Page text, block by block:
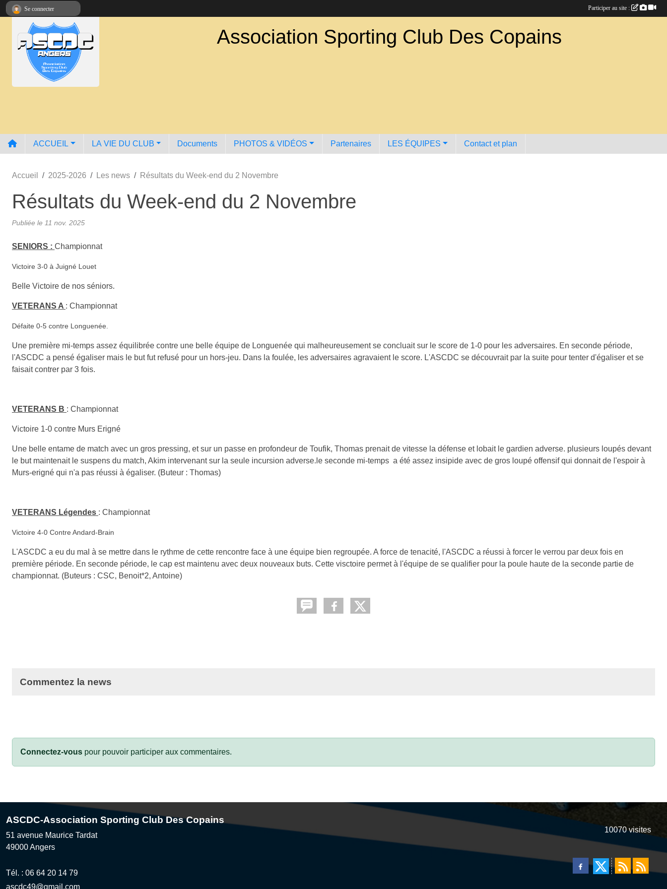
Association Sporting Club Des Copains
ACCUEIL LA VIE DU CLUB Documents PHOTOS & VIDÉOS Partenaires LES ÉQUIPES Contact et plan
Accueil 2025-2026 Les news Résultats du Week-end du 2 Novembre
Résultats du Week-end du 2 Novembre
Publiée le 11 nov. 2025
SENIORS : Championnat
Victoire 3-0 à Juigné Louet
Belle Victoire de nos séniors.
VETERANS A : Championnat
Défaite 0-5 contre Longuenée.
Une première mi-temps assez équilibrée contre une belle équipe de Longuenée qui malheureusement se concluait sur le score de 1-0 pour les adversaires. En seconde période,
l'ASCDC a pensé égaliser mais le but fut refusé pour un hors-jeu. Dans la foulée, les adversaires agravaient le score. L'ASCDC se découvrait par la suite pour tenter d'égaliser et se
faisait contrer par 3 fois.
VETERANS B : Championnat
Victoire 1-0 contre Murs Erigné
Une belle entame de match avec un gros pressing, et sur un passe en profondeur de Toufik, Thomas prenait de vitesse la défense et lobait le gardien adverse. plusieurs loupés devant
le but maintenait le suspens du match, Akim intervenant sur la seule incursion adverse.le seconde mi-temps a été assez insipide avec de gros loupé offensif qui donnait de l'espoir à
Murs-erigné qui n'a pas réussi à égaliser. (Buteur : Thomas)
VETERANS Légendes : Championnat
Victoire 4-0 Contre Andard-Brain
L'ASCDC a eu du mal à se mettre dans le rythme de cette rencontre face à une équipe bien regroupée. A force de tenacité, l'ASCDC a réussi à forcer le verrou par deux fois en
première période. En seconde période, le cap est maintenu avec deux nouveaux buts. Cette visctoire permet à l'équipe de se qualifier pour la poule haute de la seconde partie de
championnat. (Buteurs : CSC, Benoit*2, Antoine)
Commentez la news
Connectez-vous pour pouvoir participer aux commentaires.
ASCDC-Association Sporting Club Des Copains
51 avenue Maurice Tardat
49000Angers
Tél. : 06 64 20 14 79
ascdc49@gmail.com
10070visites
Se connecter Participer au site :
Panneau de gestion des cookies